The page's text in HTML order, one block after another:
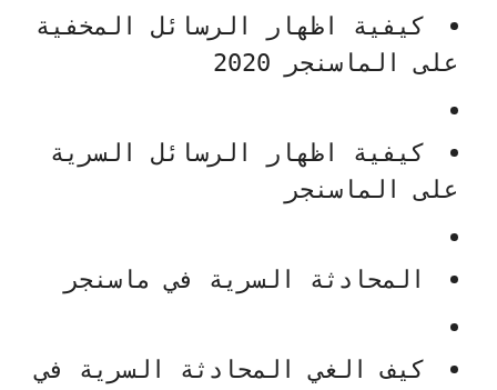
كيفية اظهار الرسائل المخفية
على الماسنجر 2020
كيفية اظهار الرسائل السرية
على الماسنجر
المحادثة السرية في ماسنجر
كيف الغي المحادثة السرية في